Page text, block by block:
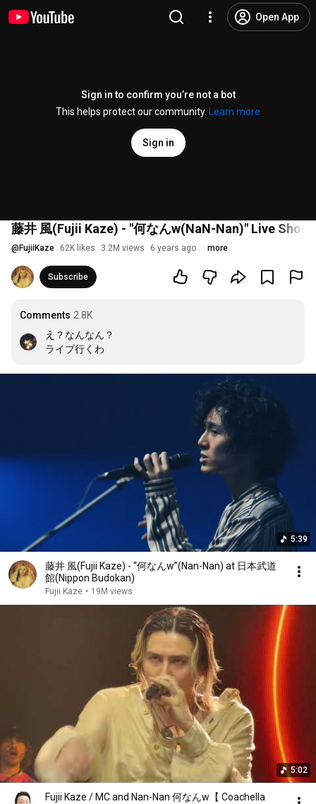
Open App
Sign in to confirm you’re not a bot
This helps protect our community.
Learn more
Sign in
藤井 風(Fujii Kaze) - "何なんw(NaN-Nan)" Live Short
@ FujiiKaze 62K likes 3.2M views 6 years ago more
Subscribe
Comments 2.8K
え？なんなん？
ライブ行くわ
5:39
藤井 風(Fujii Kaze) - “何なんw”(Nan-Nan) at 日本武道
館(Nippon Budokan)
Fujii Kaze • 19M views
5:02
Fujii Kaze / MC and Nan-Nan 何なんw【 Coachella